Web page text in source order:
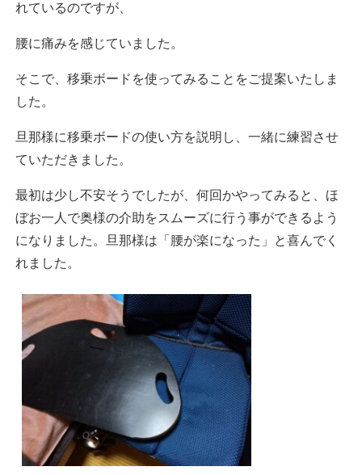
れているのですが、
腰に痛みを感じていました。
そこで、移乗ボードを使ってみることをご提案いたしま
した。
旦那様に移乗ボードの使い方を説明し、一緒に練習させ
ていただきました。
最初は少し不安そうでしたが、何回かやってみると、ほ
ぼお一人で奥様の介助をスムーズに行う事ができるよう
になりました。旦那様は「腰が楽になった」と喜んでく
れました。